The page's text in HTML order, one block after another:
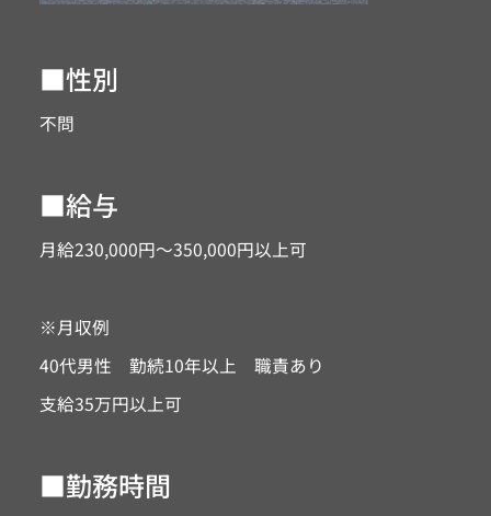
■性別
不問
■給与
月給230,000円～350,000円以上可
※月収例
40代男性 勤続10年以上 職責あり
支給35万円以上可
■勤務時間